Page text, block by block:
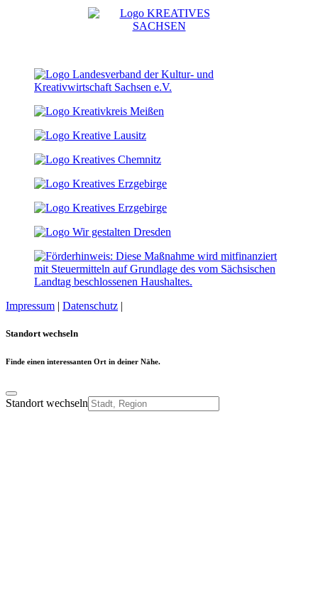
Impressum | Datenschutz |
Standort wechseln
Finde einen interessanten Ort in deiner Nähe.
Standort wechseln